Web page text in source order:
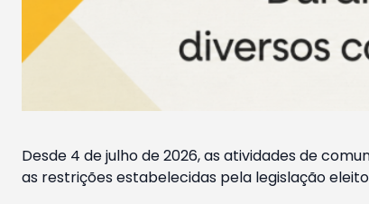
Desde 4 de julho de 2026, as atividades de
as restrições estabelecidas pela legislação